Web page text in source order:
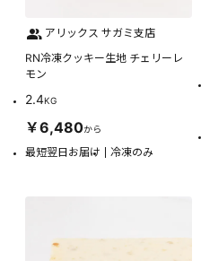
アリックス サガミ支店
RN冷凍クッキー生地 チェリーレ
モン
2.4KG
￥6,480から
最短翌日お届け 冷凍のみ